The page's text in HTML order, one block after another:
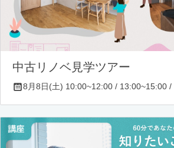
中古リノベ見学ツアー
8月8日(土) 10:00~12:00 / 13:00~15:00